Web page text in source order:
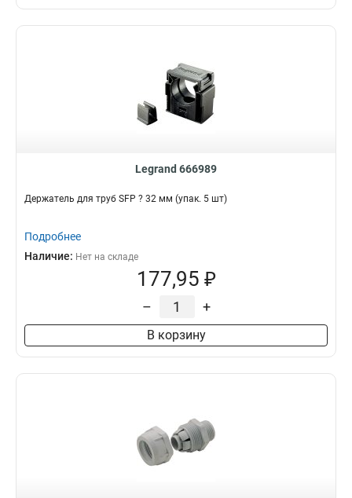
Legrand 666989
Держатель для труб SFP ? 32 мм (упак. 5 шт)
Подробнее
Наличие: Нет на складе
177,95 ₽
– +
В корзину